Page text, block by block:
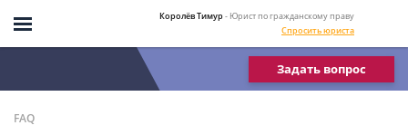
Королёв Тимур- Юрист по гражданскому праву
Спросить юриста
Задать вопрос
FAQ